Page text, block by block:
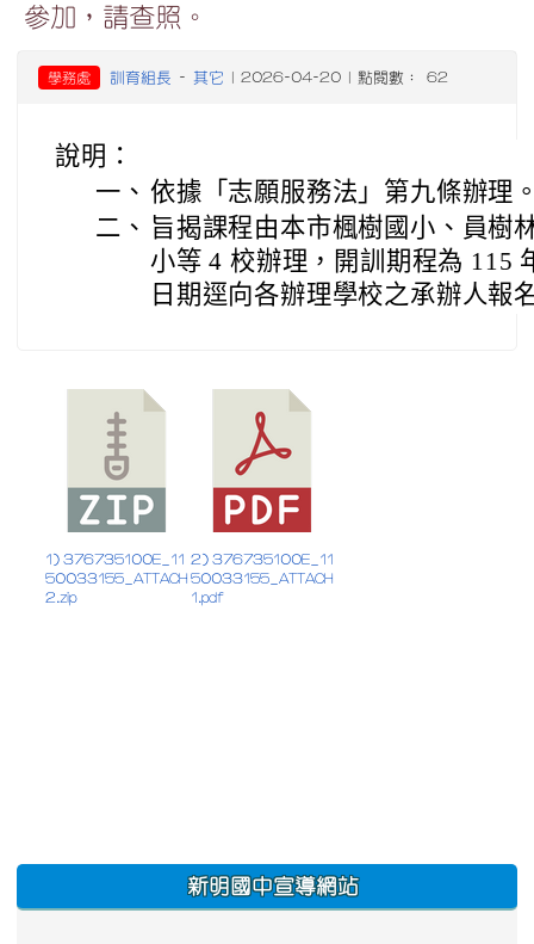
參加，請查照。
學務處 訓育組長 - 其它 | 2026-04-20 | 點閱數： 62
說明：
一、 依據「志願服務法」第九條辦理
二、 旨揭課程由本市楓樹國小、員樹
小等 4 校辦理，開訓期程為 115
日期逕向各辦理學校之承辦人報
1) 376735100E_11
50033155_ATTACH
2.zip
2) 376735100E_11
50033155_ATTACH
1.pdf
:::
新明國中宣導網站